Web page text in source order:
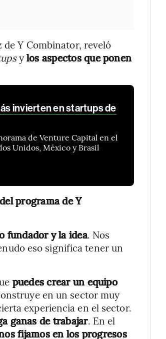
Y Combinator, reveló
ylos aspectos que ponen
invierten en startups de
de Venture Capital en el
Unidos, México y Brasil
programa de Y
fundador y la idea. Nos
eso significa tener un
puedes crear un equipo
en un sector muy
experiencia en el sector.
ganas de trabajar. En el
fijamos en los progresos